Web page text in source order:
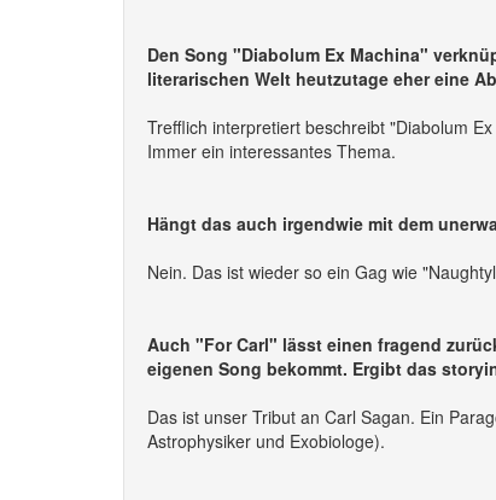
Den Song "Diabolum Ex Machina"
literarischen Welt heutzutage eher eine
Trefflich interpretiert beschreibt "Diabolum
Immer ein interessantes Thema.
Hängt das auch irgendwie mit dem
Nein. Das ist wieder so ein Gag wie
Auch "For Carl" lässt einen fragend
eigenen Song bekommt. Ergibt das
Das ist unser Tribut an Carl Sagan. Ein
Astrophysiker und Exobiologe).